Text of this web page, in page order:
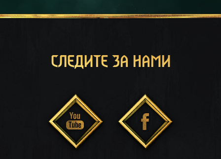
СЛЕДИТЕ ЗА НАМИ